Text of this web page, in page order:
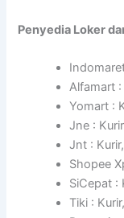
Penyedia Loker
Alfamart
Yomart :
Jne :
Jnt :
Shopee
SiCepat :
Tiki :